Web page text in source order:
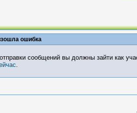
ошибка
сообщений вы должны зайти как
.